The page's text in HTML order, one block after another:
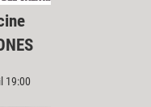
19:00